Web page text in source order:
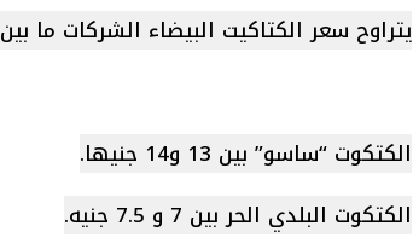
يتراوح سعر الكتاكيت البيضاء الشركات ما بين 30 إلى 38 جنيهًا.
الكتكوت “ساسو” بين 13 و14 جنيها.
الكتكوت البلدي الحر بين 7 و 7.5 جنيه.